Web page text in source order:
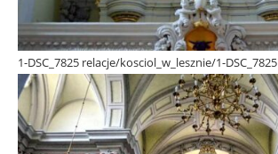
1-DSC_7825 relacje/kosciol_w_lesznie/1-DSC_7825